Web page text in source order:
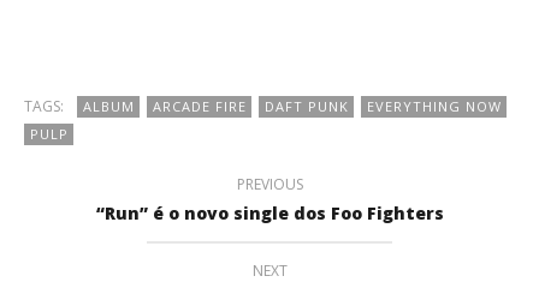
TAGS: ALBUM ARCADE FIRE DAFT PUNK
EVERYTHING NOW
PULP
PREVIOUS
“Run” é o novo single dos Foo Fighters
NEXT